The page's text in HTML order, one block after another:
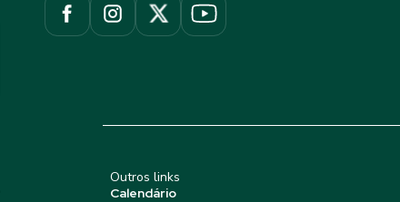
Outros links
Calendário